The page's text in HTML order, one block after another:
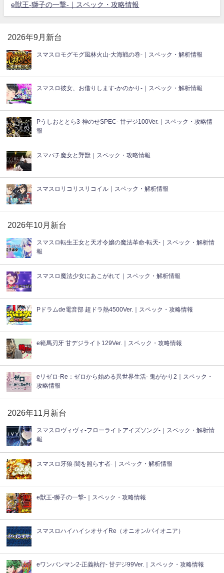
e獣王-獅子の一撃-｜スペック・攻略情報
2026年9月新台
スマスロモグモグ風林火山-大海戦の巻-｜スペック・解析情報
スマスロ彼女、お借りします-かのかり-｜スペック・解析情報
Pうしおととら3-神のせSPEC- 甘デジ100Ver.｜スペック・攻略情
報
スマパチ魔女と野獣｜スペック・攻略情報
スマスロリコリスリコイル｜スペック・解析情報
2026年10月新台
スマスロ転生王女と天才令嬢の魔法革命-転天-｜スペック・解析情
報
スマスロ魔法少女にあこがれて｜スペック・解析情報
Pドラムde電音部 超ドラ熱4500Ver.｜スペック・攻略情報
e範馬刃牙 甘デジライト129Ver.｜スペック・攻略情報
eリゼロ-Re：ゼロから始める異世界生活- 鬼がかり2｜スペック・
攻略情報
2026年11月新台
スマスロヴィヴィ‐フローライトアイズソング‐｜スペック・解析情
報
スマスロ牙狼-闇を照らす者-｜スペック・解析情報
e獣王-獅子の一撃-｜スペック・攻略情報
スマスロハイハイシオサイRe（オニオン/パイオニア）
eワンパンマン2-正義執行- 甘デジ99Ver.｜スペック・攻略情報